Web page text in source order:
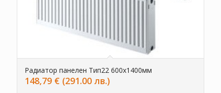
Радиатор панелен Тип22 600х1400мм
148,79 € (291.00 лв.)